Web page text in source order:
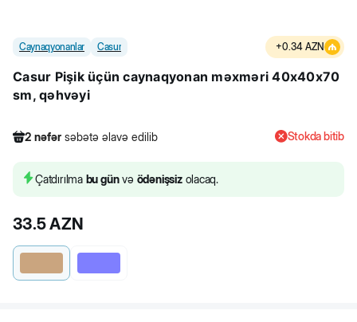
Caynaqyonanlar Casur +0.34 AZN
Casur Pişik üçün caynaqyonan məxməri 40x40x70
sm, qəhvəyi
2 nəfər səbətə əlavə edilib
1 nəfər məhsulu alıb
Stokda bitib
Çatdırılma bu günvə ödənişsizolacaq.
33.5AZN